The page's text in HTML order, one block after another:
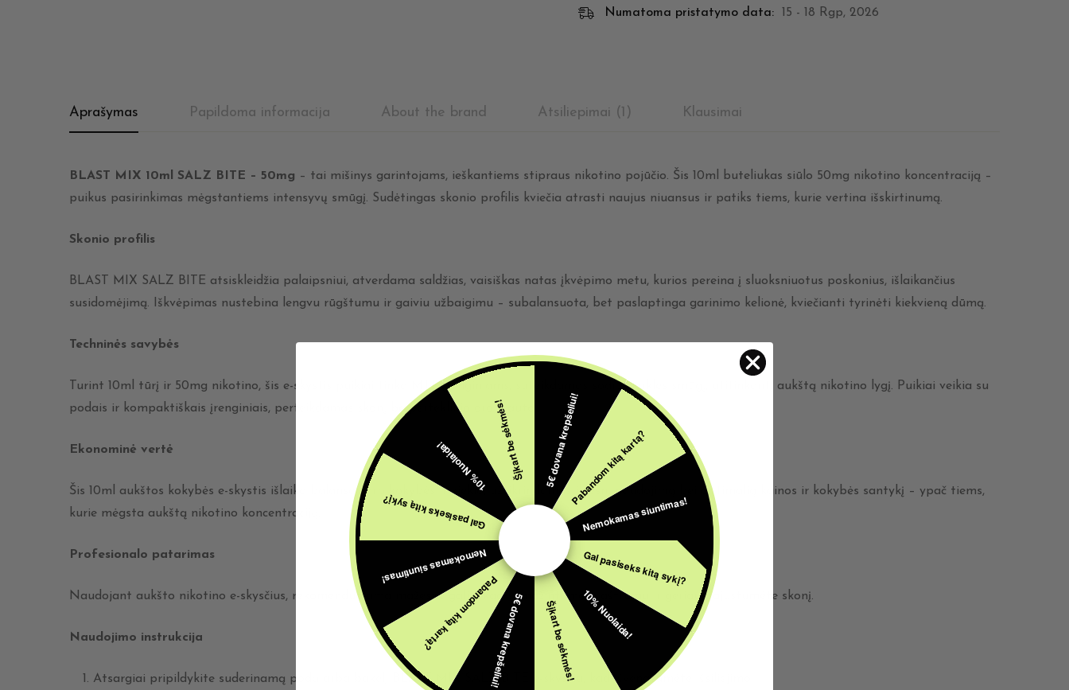
Numatoma pristatymo data: 15 - 18 Rgp, 2026
Aprašymas Papildoma informacija About the brand Atsiliepimai (1) Klausimai
BLAST MIX 10ml SALZ BITE – 50mg – tai mišinys garintojams, ieškantiems stipraus nikotino pojūčio. Šis 10ml buteliukas siūlo 50mg nikotino koncentraciją –
puikus pasirinkimas mėgstantiems intensyvų smūgį. Sudėtingas skonio profilis kviečia atrasti naujus niuansus ir patiks tiems, kurie vertina išskirtinumą.
Skonio profilis
BLAST MIX SALZ BITE atsiskleidžia palaipsniui, atverdama saldžias, vaisiškas natas įkvėpimo metu, kurios pereina į sluoksniuotus poskonius, išlaikančius
susidomėjimą. Iškvėpimas nustebina lengvu rūgštumu ir gaiviu užbaigimu – subalansuota, bet paslaptinga garinimo kelionė, kviečianti tyrinėti kiekvieną dūmą.
Techninės savybės
Turint 10ml tūrį ir 50mg nikotino, šis e-skystis puikiai tinka MTL įrenginiams, suteikdamas sodrų gerklės smūgį, atitinkantį aukštą nikotino lygį. Puikiai veikia su
podais ir kompaktiškais įrenginiais, perteikdamas skonį be perteklinio oro srauto.
Ekonominė vertė
Šis 10ml aukštos kokybės e-skystis išlaiko balansą tarp kokybės ir kiekio, užtikrindamas ilgesnį naudojimą bei optimalią kainos ir kokybės santykį – ypač tiems,
kurie mėgsta aukštą nikotino koncentraciją.
Profesionalo patarimas
Naudojant aukšto nikotino e-skysčius, rekomenduojama mažesnė galia, kad sumažintumėte aštrumą ir geriau pajustumėte skonį.
Naudojimo instrukcija
Atsargiai pripildykite suderinamą podą arba bakelį BLAST MIX SALZ BITE e-skysčiu, kad išvengtumėte išsiliejimo.
5€ dovana krepšeliui!Pabandom kitą kartą?
Nemokamas siuntimas!
Gal pasiseks kitą sykį?
10% Nuolaida!
Šįkart be sėkmės!
5€ dovana krepšeliui!
Pabandom kitą kartą?
Nemokamas siuntimas!
Gal pasiseks kitą sykį?
10% Nuolaida!Šįkart be sėkmės!